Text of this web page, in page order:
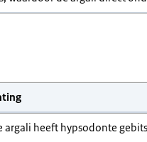
argali heeft hypsodonte